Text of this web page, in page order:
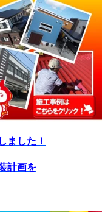
ました！
計画を